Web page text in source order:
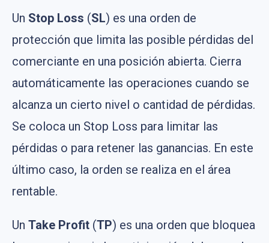
Un Stop Loss (SL) es una orden de
protección que limita las posible pérdidas del
comerciante en una posición abierta. Cierra
automáticamente las operaciones cuando se
alcanza un cierto nivel o cantidad de pérdidas.
Se coloca un Stop Loss para limitar las
pérdidas o para retener las ganancias. En este
último caso, la orden se realiza en el área
rentable.
Un Take Profit (TP) es una orden que bloquea